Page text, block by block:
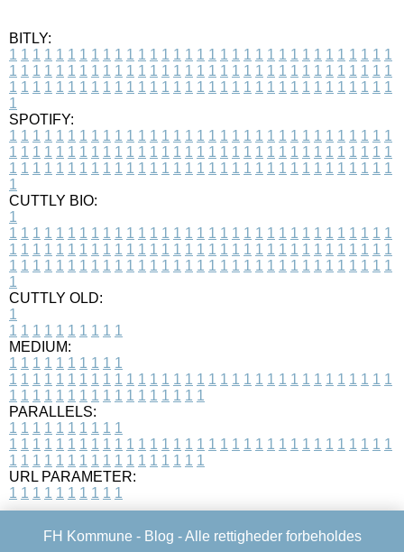
BITLY:
1 1 1 1 1 1 1 1 1 1 1 1 1 1 1 1 1 1 1 1 1 1 1 1 1 1 1 1 1 1 1 1 1
1 1 1 1 1 1 1 1 1 1 1 1 1 1 1 1 1 1 1 1 1 1 1 1 1 1 1 1 1 1 1 1 1
1 1 1 1 1 1 1 1 1 1 1 1 1 1 1 1 1 1 1 1 1 1 1 1 1 1 1 1 1 1 1 1 1
1
SPOTIFY:
1 1 1 1 1 1 1 1 1 1 1 1 1 1 1 1 1 1 1 1 1 1 1 1 1 1 1 1 1 1 1 1 1
1 1 1 1 1 1 1 1 1 1 1 1 1 1 1 1 1 1 1 1 1 1 1 1 1 1 1 1 1 1 1 1 1
1 1 1 1 1 1 1 1 1 1 1 1 1 1 1 1 1 1 1 1 1 1 1 1 1 1 1 1 1 1 1 1 1
1
CUTTLY BIO:
1
1 1 1 1 1 1 1 1 1 1 1 1 1 1 1 1 1 1 1 1 1 1 1 1 1 1 1 1 1 1 1 1 1
1 1 1 1 1 1 1 1 1 1 1 1 1 1 1 1 1 1 1 1 1 1 1 1 1 1 1 1 1 1 1 1 1
1 1 1 1 1 1 1 1 1 1 1 1 1 1 1 1 1 1 1 1 1 1 1 1 1 1 1 1 1 1 1 1 1
1
CUTTLY OLD:
1
1 1 1 1 1 1 1 1 1 1
MEDIUM:
1 1 1 1 1 1 1 1 1 1
1 1 1 1 1 1 1 1 1 1 1 1 1 1 1 1 1 1 1 1 1 1 1 1 1 1 1 1 1 1 1 1 1
1 1 1 1 1 1 1 1 1 1 1 1 1 1 1 1 1
PARALLELS:
1 1 1 1 1 1 1 1 1 1
1 1 1 1 1 1 1 1 1 1 1 1 1 1 1 1 1 1 1 1 1 1 1 1 1 1 1 1 1 1 1 1 1
1 1 1 1 1 1 1 1 1 1 1 1 1 1 1 1 1
URL PARAMETER:
1 1 1 1 1 1 1 1 1 1
FH Kommune - Blog - Alle rettigheder forbeholdes